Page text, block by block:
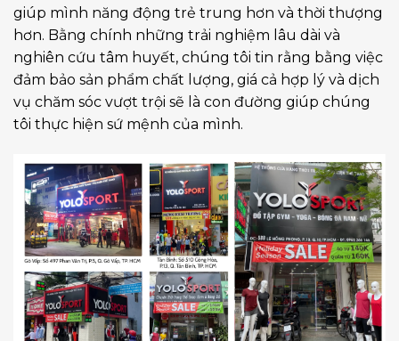
giúp mình năng động trẻ trung hơn và thời thượng
hơn. Bằng chính những trải nghiệm lâu dài và
nghiên cứu tâm huyết, chúng tôi tin rằng bằng việc
đảm bảo sản phẩm chất lượng, giá cả hợp lý và dịch
vụ chăm sóc vượt trội sẽ là con đường giúp chúng
tôi thực hiện sứ mệnh của mình.